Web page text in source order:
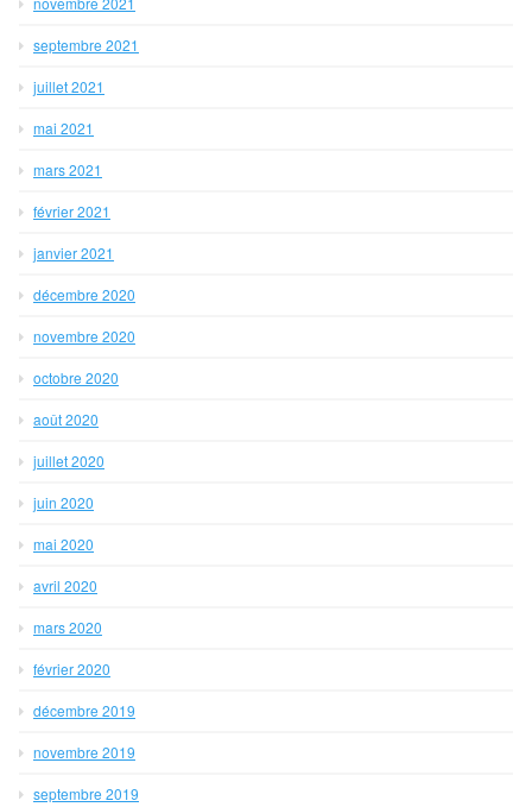
septembre 2021
juillet 2021
mai 2021
mars 2021
février 2021
janvier 2021
décembre 2020
novembre 2020
octobre 2020
août 2020
juillet 2020
juin 2020
mai 2020
avril 2020
mars 2020
février 2020
décembre 2019
novembre 2019
septembre 2019